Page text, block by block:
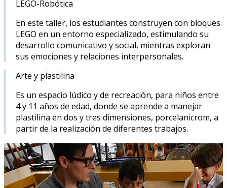
LEGO-Robótica
En este taller, los estudiantes construyen con bloques
LEGO en un entorno especializado, estimulando su
desarrollo comunicativo y social, mientras exploran
sus emociones y relaciones interpersonales.
Arte y plastilina
Es un espacio lúdico y de recreación, para niños entre
4 y 11 años de edad, donde se aprende a manejar
plastilina en dos y tres dimensiones, porcelanicrom, a
partir de la realización de diferentes trabajos.